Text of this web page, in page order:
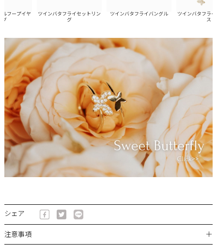
ープイヤ
ツインバタフライセットリン
ツインバタフライバングル
ツインバタフライロ
シェア
注意事項 ＋